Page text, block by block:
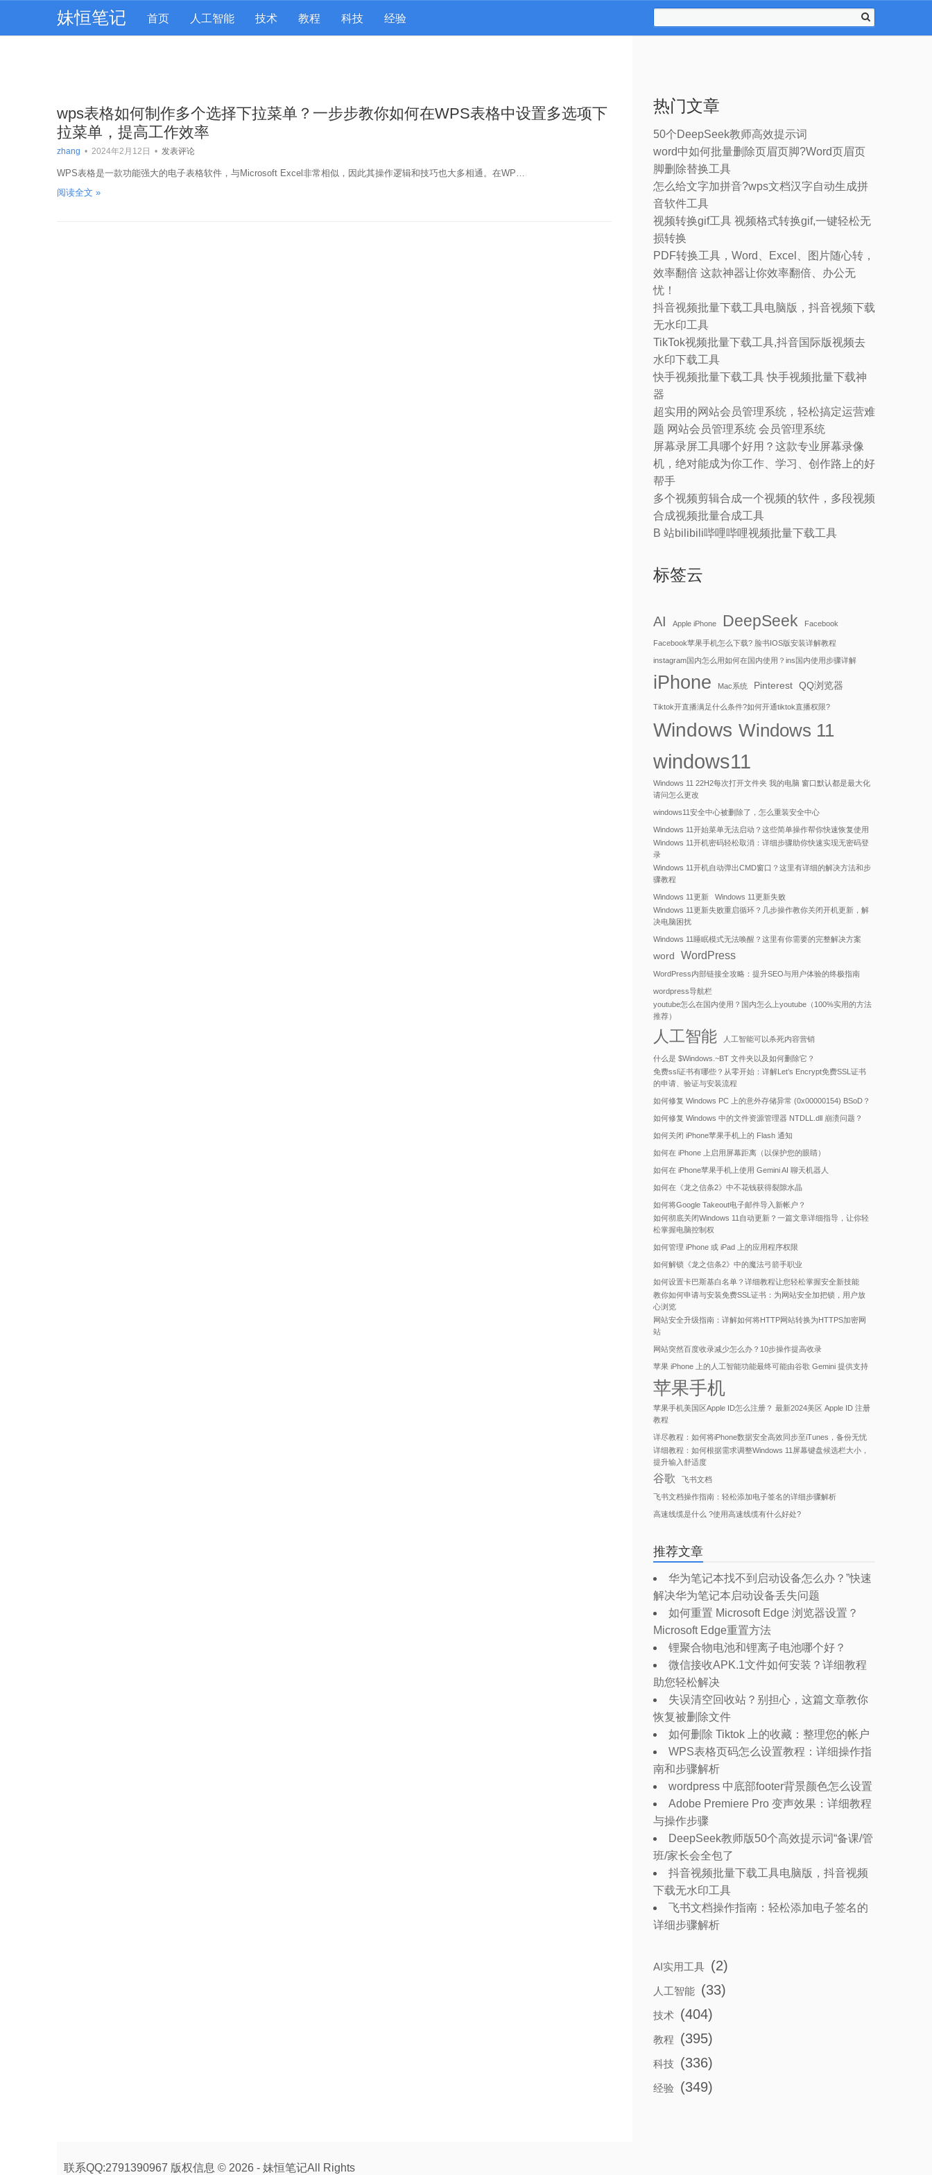
妹恒笔记 首页 人工智能 技术 教程 科技 经验
wps表格如何制作多个选择下拉菜单？一步步教你如何在WPS表格中设置多选项下
拉菜单，提高工作效率
zhang • 2024年2月12日 • 发表评论
WPS表格是一款功能强大的电子表格软件，与Microsoft Excel非常相似，因此其操作逻辑和技巧也大多相通。在WP…
阅读全文 »
热门文章
50个DeepSeek教师高效提示词
word中如何批量删除页眉页脚?Word页眉页
脚删除替换工具
怎么给文字加拼音?wps文档汉字自动生成拼
音软件工具
视频转换gif工具 视频格式转换gif,一键轻松无
损转换
PDF转换工具，Word、Excel、图片随心转，
效率翻倍 这款神器让你效率翻倍、办公无
忧！
抖音视频批量下载工具电脑版，抖音视频下载
无水印工具
TikTok视频批量下载工具,抖音国际版视频去
水印下载工具
快手视频批量下载工具 快手视频批量下载神
器
超实用的网站会员管理系统，轻松搞定运营难
题 网站会员管理系统 会员管理系统
屏幕录屏工具哪个好用？这款专业屏幕录像
机，绝对能成为你工作、学习、创作路上的好
帮手
多个视频剪辑合成一个视频的软件，多段视频
合成视频批量合成工具
B 站bilibili哔哩哔哩视频批量下载工具
标签云
AI Apple iPhone DeepSeek Facebook
Facebook苹果手机怎么下载? 脸书IOS版安装详解教程
instagram国内怎么用如何在国内使用？ins国内使用步骤详解
iPhone Mac系统 Pinterest QQ浏览器
Tiktok开直播满足什么条件?如何开通tiktok直播权限?
Windows Windows 11
windows11
Windows 11 22H2每次打开文件夹 我的电脑 窗口默认都是最大化
请问怎么更改
windows11安全中心被删除了，怎么重装安全中心
Windows 11开始菜单无法启动？这些简单操作帮你快速恢复使用
Windows 11开机密码轻松取消：详细步骤助你快速实现无密码登
录
Windows 11开机自动弹出CMD窗口？这里有详细的解决方法和步
骤教程
Windows 11更新
Windows 11更新失败
Windows 11更新失败重启循环？几步操作教你关闭开机更新，解
决电脑困扰
Windows 11睡眠模式无法唤醒？这里有你需要的完整解决方案
word WordPress
WordPress内部链接全攻略：提升SEO与用户体验的终极指南
wordpress导航栏
youtube怎么在国内使用？国内怎么上youtube（100%实用的方法
推荐）
人工智能 人工智能可以杀死内容营销
什么是 $Windows.~BT 文件夹以及如何删除它？
免费ssl证书有哪些？从零开始：详解Let’s Encrypt免费SSL证书
的申请、验证与安装流程
如何修复 Windows PC 上的意外存储异常 (0x00000154) BSoD？
如何修复 Windows 中的文件资源管理器 NTDLL.dll 崩溃问题？
如何关闭 iPhone苹果手机上的 Flash 通知
如何在 iPhone 上启用屏幕距离（以保护您的眼睛）
如何在 iPhone苹果手机上使用 Gemini AI 聊天机器人
如何在《龙之信条2》中不花钱获得裂隙水晶
如何将Google Takeout电子邮件导入新帐户？
如何彻底关闭Windows 11自动更新？一篇文章详细指导，让你轻
松掌握电脑控制权
如何管理 iPhone 或 iPad 上的应用程序权限
如何解锁《龙之信条2》中的魔法弓箭手职业
如何设置卡巴斯基白名单？详细教程让您轻松掌握安全新技能
教你如何申请与安装免费SSL证书：为网站安全加把锁，用户放
心浏览
网站安全升级指南：详解如何将HTTP网站转换为HTTPS加密网
站
网站突然百度收录减少怎么办？10步操作提高收录
苹果 iPhone 上的人工智能功能最终可能由谷歌 Gemini 提供支持
苹果手机
苹果手机美国区Apple ID怎么注册？ 最新2024美区 Apple ID 注册
教程
详尽教程：如何将iPhone数据安全高效同步至iTunes，备份无忧
详细教程：如何根据需求调整Windows 11屏幕键盘候选栏大小，
提升输入舒适度
谷歌 飞书文档
飞书文档操作指南：轻松添加电子签名的详细步骤解析
高速线缆是什么 ?使用高速线缆有什么好处?
推荐文章
华为笔记本找不到启动设备怎么办？”快速
解决华为笔记本启动设备丢失问题
如何重置 Microsoft Edge 浏览器设置？
Microsoft Edge重置方法
锂聚合物电池和锂离子电池哪个好？
微信接收APK.1文件如何安装？详细教程
助您轻松解决
失误清空回收站？别担心，这篇文章教你
恢复被删除文件
如何删除 Tiktok 上的收藏：整理您的帐户
WPS表格页码怎么设置教程：详细操作指
南和步骤解析
wordpress 中底部footer背景颜色怎么设置
Adobe Premiere Pro 变声效果：详细教程
与操作步骤
DeepSeek教师版50个高效提示词“备课/管
班/家长会全包了
抖音视频批量下载工具电脑版，抖音视频
下载无水印工具
飞书文档操作指南：轻松添加电子签名的
详细步骤解析
AI实用工具 (2)
人工智能 (33)
技术 (404)
教程 (395)
科技 (336)
经验 (349)
联系QQ:2791390967 版权信息 © 2026 - 妹恒笔记All Rights